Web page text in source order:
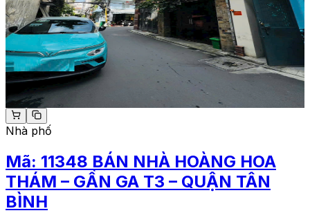
Nhà phố
Mã: 11348 BÁN NHÀ HOÀNG HOA
THÁM – GẦN GA T3 – QUẬN TÂN
BÌNH